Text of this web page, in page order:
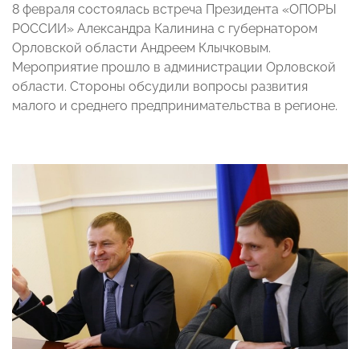
8 февраля состоялась встреча Президента «ОПОРЫ
РОССИИ» Александра Калинина с губернатором
Орловской области Андреем Клычковым.
Мероприятие прошло в администрации Орловской
области. Стороны обсудили вопросы развития
малого и среднего предпринимательства в регионе.